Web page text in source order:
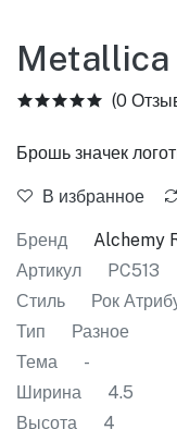
Metallica
(0
Брошь значек
В избранное
Бренд
Alchemy
Артикул
PC513
Стиль
Рок
Тип
Разное
Тема
-
Ширина
4.5
Высота
4